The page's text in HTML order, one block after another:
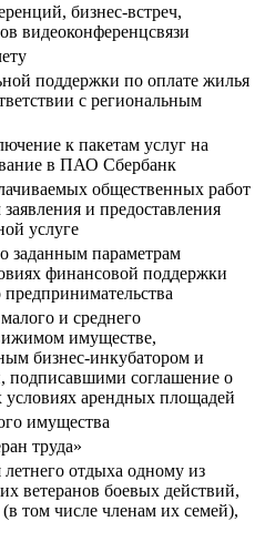
бизнес-встреч,
видеоконференцсвязи
поддержки по оплате жилья
с региональным
к пакетам услуг на
в ПАО Сбербанк
общественных работ
и предоставления
услуге
заданным параметрам
финансовой поддержки
предпринимательства
и среднего
имуществе,
бизнес-инкубатором и
подписавшими соглашение о
условиях арендных площадей
имущества
труда»
отдыха одному из
ветеранов боевых действий,
том числе членам их семей),